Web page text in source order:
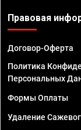
Правовая
Договор-Оферта
Политика
Персональных
Формы Оплаты
Удаление